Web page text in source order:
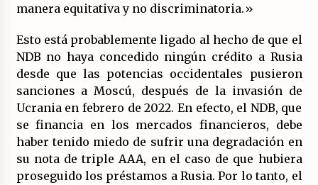
manera equitativa y no discriminatoria.»
Esto está probablemente ligado al hecho de que el
NDB no haya concedido ningún crédito a Rusia
desde que las potencias occidentales pusieron
sanciones a Moscú, después de la invasión de
Ucrania en febrero de 2022. En efecto, el NDB, que
se financia en los mercados financieros, debe
haber tenido miedo de sufrir una degradación en
su nota de triple AAA, en el caso de que hubiera
proseguido los préstamos a Rusia. Por lo tanto, el